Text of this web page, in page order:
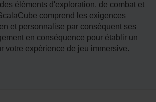
éléments d'exploration, de combat et
comprend les exigences
et personnalise par conséquent ses
en conséquence pour établir un
votre expérience de jeu immersive.